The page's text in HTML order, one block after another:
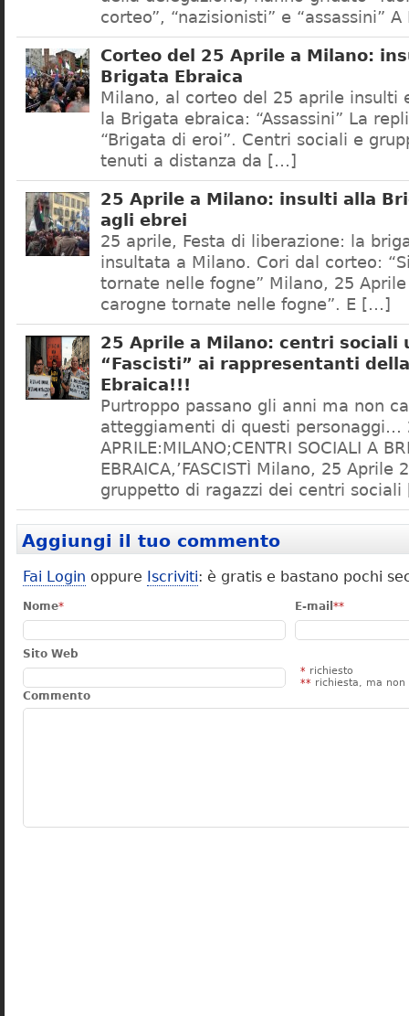
corteo”, “nazisionisti” e “assassini”
Corteo del 25 Aprile a Milano:
Brigata Ebraica
Milano, al corteo del 25 aprile insulti
la Brigata ebraica: “Assassini” La
“Brigata di eroi”. Centri sociali e
tenuti a distanza da […]
25 Aprile a Milano: insulti alla
agli ebrei
25 aprile, Festa di liberazione: la
insultata a Milano. Cori dal corteo:
tornate nelle fogne” Milano, 25 Aprile
carogne tornate nelle fogne”. E […]
25 Aprile a Milano: centri sociali
“Fascisti” ai rappresentanti
Ebraica!!!
Purtroppo passano gli anni ma non
atteggiamenti di questi personaggi…
APRILE:MILANO;CENTRI SOCIALI A
EBRAICA,’FASCISTÌ Milano, 25 Aprile
gruppetto di ragazzi dei centri
Aggiungi il tuo commento
Fai Login oppure Iscriviti: è gratis e bastano pochi
Nome* E-mail **
Sito Web
* richiesto
** richiesta, ma non
Commento